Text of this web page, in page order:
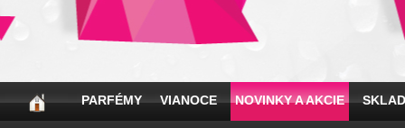
PARFÉMY VIANOCE NOVINKY A AKCIE